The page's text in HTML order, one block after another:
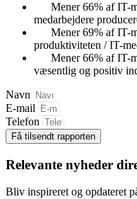
Mener 66% af IT-
medarbejdere
Mener 69% af IT-
produktiviteten / IT-
Mener 66% af IT-
væsentlig og positiv
Navn
E-mail
Telefon
Få tilsendt rapporten
Relevante nyheder
Bliv inspireret og opdateret